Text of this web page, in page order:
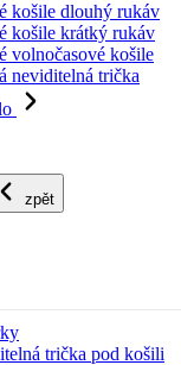
košile dlouhý rukáv
košile krátký rukáv
volnočasové košile
neviditelná trička
zpět
trička pod košili